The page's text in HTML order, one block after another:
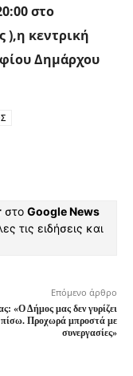
στο
),η κεντρική
Δημάρχου
στο Google News
τις ειδήσεις και
Επόμενο άρθρο
«Ο Δήμος μας δεν γυρίζει
πίσω. Προχωρά μπροστά με
συνεργασίες»